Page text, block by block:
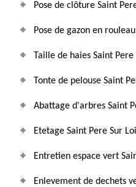
Pose de clôture Saint
Pose de gazon en
Taille de haies Saint
Tonte de pelouse Saint
Abattage d'arbres Saint
Etetage Saint Pere Sur
Entretien espace vert
Enlevement de dechets